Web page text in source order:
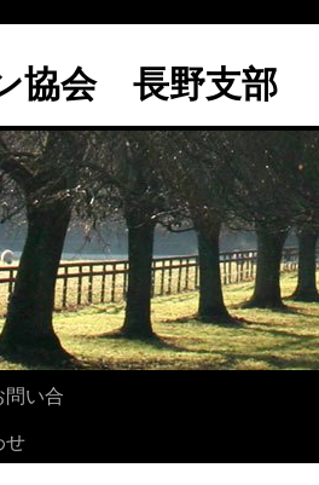
協会 長野支部
問い合
せ